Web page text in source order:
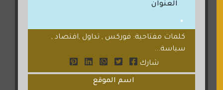
العنوان
كلمات مفتاحية: فوركس , تداول ,اقتصاد ,
سياسة...
شارك
اسم الموقع